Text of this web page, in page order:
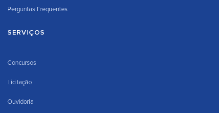
Perguntas Frequentes
SERVIÇOS
Concursos
Licitação
Ouvidoria